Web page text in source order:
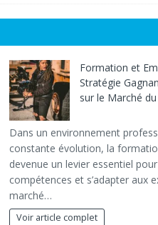
Formation et
Stratégie
sur le Marché
Dans un environnement
constante évolution, la
devenue un levier essentiel
compétences et s’adapter aux
marché…
Voir article complet